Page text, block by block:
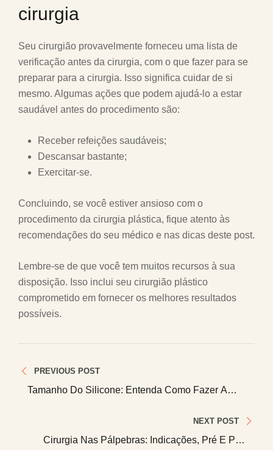
cirurgia
Seu cirurgião provavelmente forneceu uma lista de
verificação antes da cirurgia, com o que fazer para se
preparar para a cirurgia. Isso significa cuidar de si
mesmo. Algumas ações que podem ajudá-lo a estar
saudável antes do procedimento são:
Receber refeições saudáveis;
Descansar bastante;
Exercitar-se.
Concluindo, se você estiver ansioso com o
procedimento da cirurgia plástica, fique atento às
recomendações do seu médico e nas dicas deste post.
Lembre-se de que você tem muitos recursos à sua
disposição. Isso inclui seu cirurgião plástico
comprometido em fornecer os melhores resultados
possíveis.
de
PREVIOUS POST
Tamanho Do Silicone: Entenda Como Fazer A
NEXT POST
Cirurgia Nas Pálpebras: Indicações, Pré E Pós